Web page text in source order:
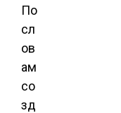
По
сл
ов
ам
со
зд